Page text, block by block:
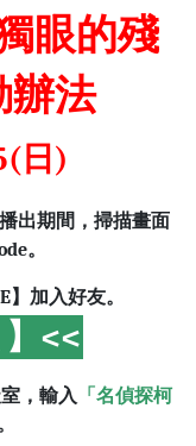
眼的殘
辦法
日)
出期間，掃描畫面
。
加入好友。
<<
，輸入 「名偵探柯